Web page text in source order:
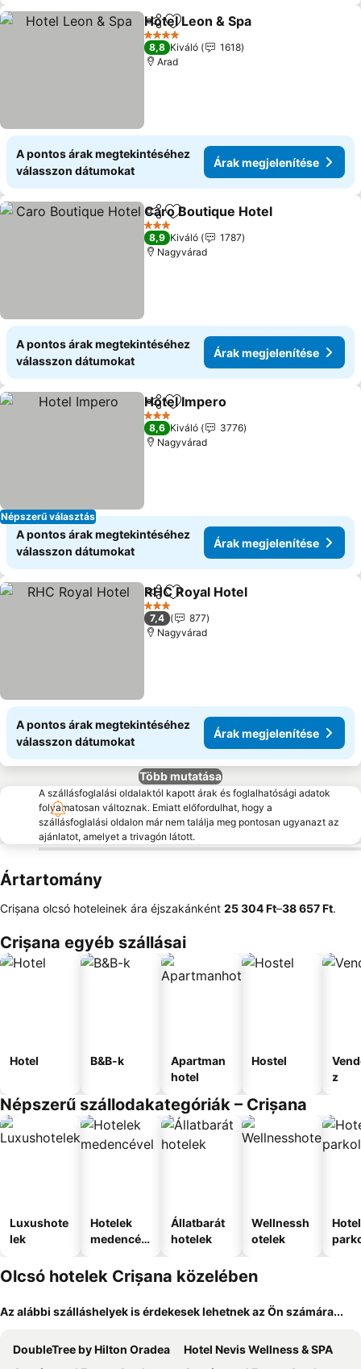
Megosztás
Hozzáadás a kedvencekhez
Hotel Leon & Spa
4 Kategória
8,8 Kiváló
1618
Arad
A pontos árak megtekintéséhez
válasszon dátumokat
Árak megjelenítése
Megosztás
Hozzáadás a kedvencekhez
Caro Boutique Hotel
3 Kategória
8,9 Kiváló
1787
Nagyvárad
A pontos árak megtekintéséhez
válasszon dátumokat
Árak megjelenítése
Népszerű választás
Megosztás
Hozzáadás a kedvencekhez
Hotel Impero
3 Kategória
8,6 Kiváló
3776
Nagyvárad
A pontos árak megtekintéséhez
válasszon dátumokat
Árak megjelenítése
Megosztás
Hozzáadás a kedvencekhez
RHC Royal Hotel
3 Kategória
7,4
877
Nagyvárad
A pontos árak megtekintéséhez
válasszon dátumokat
Árak megjelenítése
Több mutatása
A szállásfoglalási oldalaktól kapott árak és foglalhatósági adatok
folyamatosan változnak. Emiatt előfordulhat, hogy a
szállásfoglalási oldalon már nem találja meg pontosan ugyanazt az
ajánlatot, amelyet a trivagón látott.
Ártartomány
Crișana olcsó hoteleinek ára éjszakánként ‎25 304 Ft–‎38 657 Ft.
Crișana egyéb szállásai
Hotel B&B-k
Apartman
hotel
Hostel
z
Népszerű szállodakategóriák – Crișana
Luxushote
lek
Hotelek
medencév
Állatbarát
hotelek
Wellnessh
otelek
Olcsó hotelek Crișana közelében
Az alábbi szálláshelyek is érdekesek lehetnek az Ön számára...
DoubleTree by Hilton Oradea
Hotel Nevis Wellness & SPA